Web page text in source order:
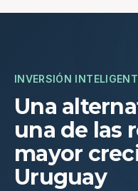
INVERSIÓN
Una
una de las
mayor
Uruguay